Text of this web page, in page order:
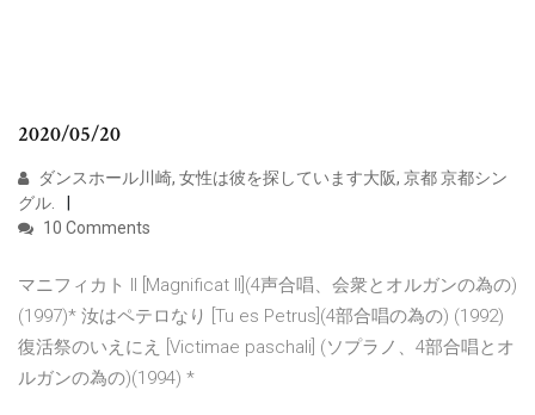
2020/05/20
ダンスホール川崎, 女性は彼を探しています大阪, 京都 京都シン
グル.
10 Comments
マニフィカト II [Magnificat II](4声合唱、会衆とオルガンの為の)
(1997)* 汝はペテロなり [Tu es Petrus](4部合唱の為の) (1992)
復活祭のいえにえ [Victimae paschali] (ソプラノ、4部合唱とオ
ルガンの為の)(1994) *